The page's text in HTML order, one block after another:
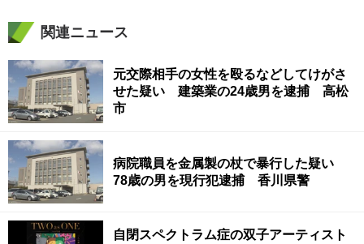
関連ニュース
元交際相手の女性を殴るなどしてけがさ
せた疑い 建築業の24歳男を逮捕 高松
市
病院職員を金属製の杖で暴行した疑い
78歳の男を現行犯逮捕 香川県警
自閉スペクトラム症の双子アーティスト